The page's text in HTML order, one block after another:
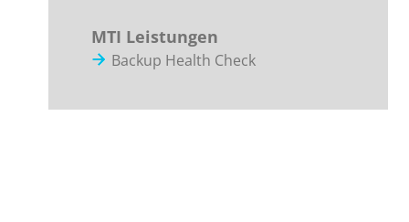
MTI Leistungen
Backup Health Check